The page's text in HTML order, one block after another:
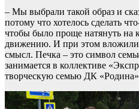
– Мы выбрали такой образ и
потому что хотелось сделать
чтобы было проще натянуть на
движению. И при этом вложили
смысл. Печка – это символ
занимается в коллективе
творческую семью ДК